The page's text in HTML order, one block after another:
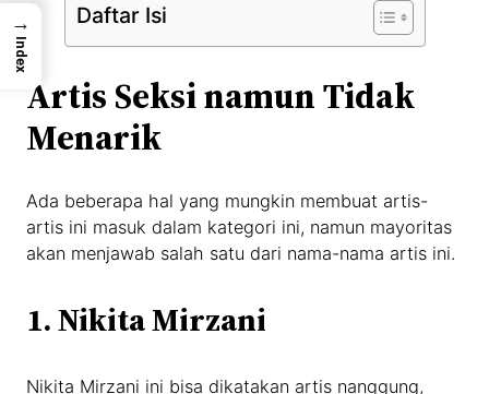
Daftar Isi
Artis Seksi namun Tidak
Menarik
Ada beberapa hal yang mungkin membuat artis-
artis ini masuk dalam kategori ini, namun mayoritas
akan menjawab salah satu dari nama-nama artis ini.
1. Nikita Mirzani
Nikita Mirzani ini bisa dikatakan artis nanggung,
→
Index